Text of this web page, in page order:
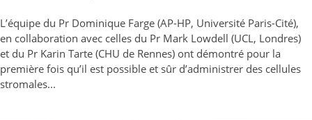
L’équipe du Pr Dominique Farge (AP-HP, Université Paris-Cité),
en collaboration avec celles du Pr Mark Lowdell (UCL, Londres)
et du Pr Karin Tarte (CHU de Rennes) ont démontré pour la
première fois qu’il est possible et sûr d’administrer des cellules
stromales...